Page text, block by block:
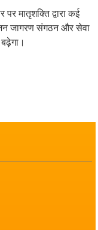
मातृशक्ति द्वारा कई
जागरण संगठन और सेवा